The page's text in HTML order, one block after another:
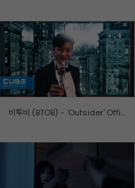
비투비 (BTOB) - 'Outsider' Offi...